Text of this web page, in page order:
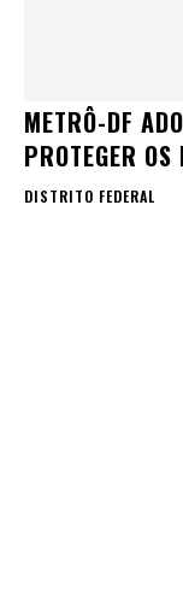
METRÔ-DF
PROTEGER OS
DISTRITO FEDERAL